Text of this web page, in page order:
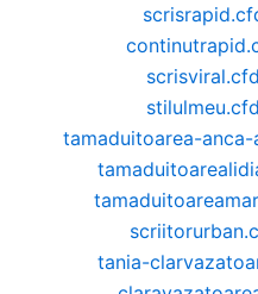
scrisviral.cfd
stilulmeu.cfd
tamaduitoarea-anca-
tania-